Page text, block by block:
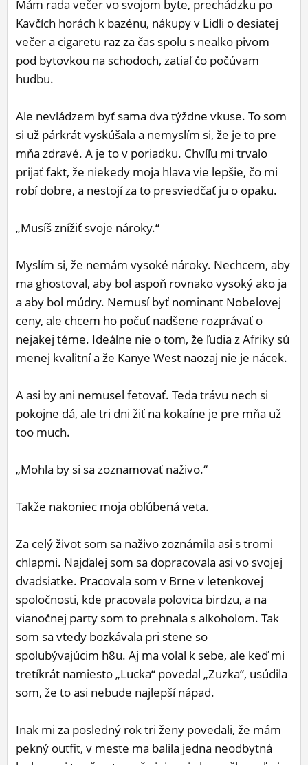
Mám rada večer vo svojom byte, prechádzku po
Kavčích horách k bazénu, nákupy v Lidli o desiatej
večer a cigaretu raz za čas spolu s nealko pivom
pod bytovkou na schodoch, zatiaľ čo počúvam
hudbu.
Ale nevládzem byť sama dva týždne vkuse. To som
si už párkrát vyskúšala a nemyslím si, že je to pre
mňa zdravé. A je to v poriadku. Chvíľu mi trvalo
prijať fakt, že niekedy moja hlava vie lepšie, čo mi
robí dobre, a nestojí za to presviedčať ju o opaku.
„Musíš znížiť svoje nároky.“
Myslím si, že nemám vysoké nároky. Nechcem, aby
ma ghostoval, aby bol aspoň rovnako vysoký ako ja
a aby bol múdry. Nemusí byť nominant Nobelovej
ceny, ale chcem ho počuť nadšene rozprávať o
nejakej téme. Ideálne nie o tom, že ľudia z Afriky sú
menej kvalitní a že Kanye West naozaj nie je nácek.
A asi by ani nemusel fetovať. Teda trávu nech si
pokojne dá, ale tri dni žiť na kokaíne je pre mňa už
too much.
„Mohla by si sa zoznamovať naživo.“
Takže nakoniec moja obľúbená veta.
Za celý život som sa naživo zoznámila asi s tromi
chlapmi. Najďalej som sa dopracovala asi vo svojej
dvadsiatke. Pracovala som v Brne v letenkovej
spoločnosti, kde pracovala polovica birdzu, a na
vianočnej party som to prehnala s alkoholom. Tak
som sa vtedy bozkávala pri stene so
spolubývajúcim h8u. Aj ma volal k sebe, ale keď mi
tretíkrát namiesto „Lucka“ povedal „Zuzka“, usúdila
som, že to asi nebude najlepší nápad.
Inak mi za posledný rok tri ženy povedali, že mám
pekný outfit, v meste ma balila jedna neodbytná